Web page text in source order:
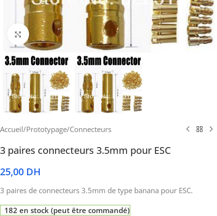
Cliquez pour agrandir
Accueil/Prototypage/Connecteurs
3 paires connecteurs 3.5mm pour ESC
25,00 DH
3 paires de connecteurs 3.5mm de type banana pour ESC.
182 en stock (peut être commandé)